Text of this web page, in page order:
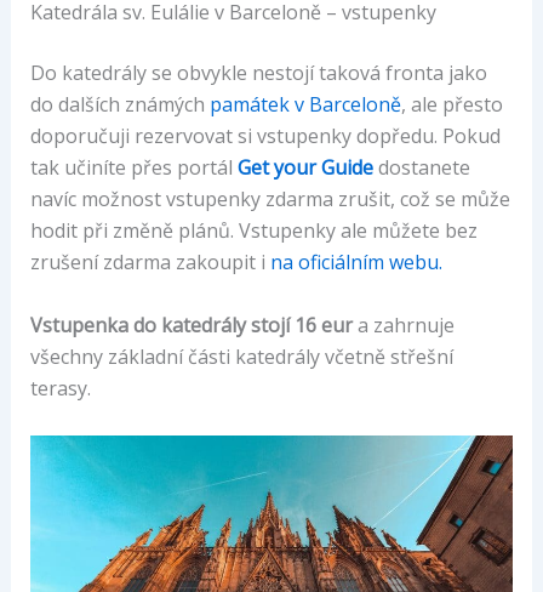
Katedrála sv. Eulálie v Barceloně – vstupenky
Do katedrály se obvykle nestojí taková fronta jako
do dalších známých památek v Barceloně, ale přesto
doporučuji rezervovat si vstupenky dopředu. Pokud
tak učiníte přes portál Get your Guidedostanete
navíc možnost vstupenky zdarma zrušit, což se může
hodit při změně plánů. Vstupenky ale můžete bez
zrušení zdarma zakoupit i na oficiálním webu.
Vstupenka do katedrály stojí 16 eura zahrnuje
všechny základní části katedrály včetně střešní
terasy.